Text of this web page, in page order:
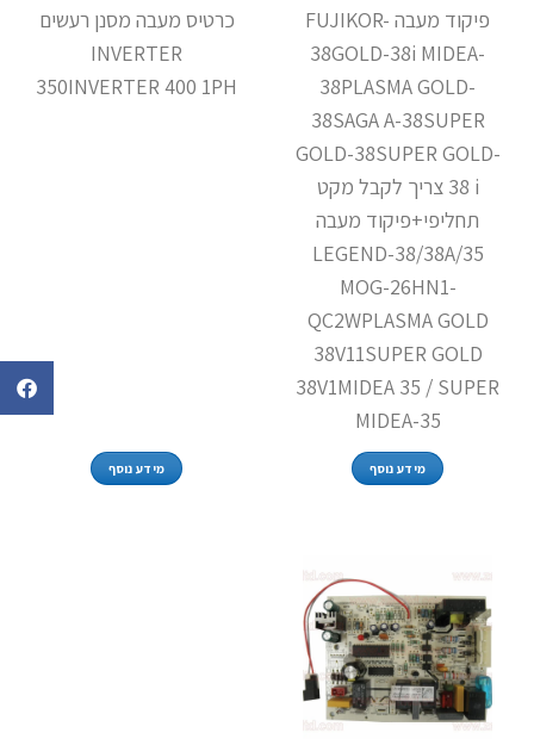
פיקוד מעבה FUJIKOR-
38GOLD-38i MIDEA-
38PLASMA GOLD-
38SAGA A-38SUPER
GOLD-38SUPER GOLD-
38 i צריך לקבל מקט
תחליפי+פיקוד מעבה
LEGEND-38/38A/35
MOG-26HN1-
QC2WPLASMA GOLD
38V11SUPER GOLD
38V1MIDEA 35 / SUPER
MIDEA-35
מידע נוסף
כרטיס מעבה מסנן רעשים
INVERTER
350INVERTER 400 1PH
מידע נוסף